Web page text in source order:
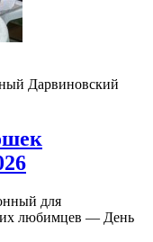
Дарвиновский
для
любимцев — День